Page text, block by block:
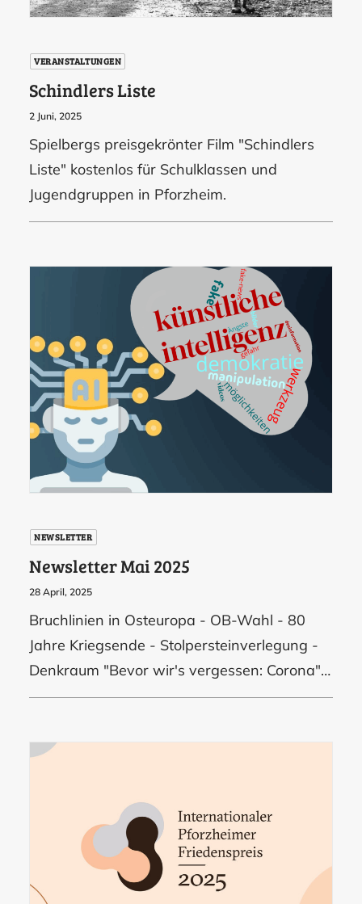
VERANSTALTUNGEN
Schindlers Liste
2 Juni, 2025
Spielbergs preisgekrönter Film "Schindlers
Liste" kostenlos für Schulklassen und
Jugendgruppen in Pforzheim.
NEWSLETTER
Newsletter Mai 2025
28 April, 2025
Bruchlinien in Osteuropa - OB-Wahl - 80
Jahre Kriegsende - Stolpersteinverlegung -
Denkraum "Bevor wir's vergessen: Corona"…